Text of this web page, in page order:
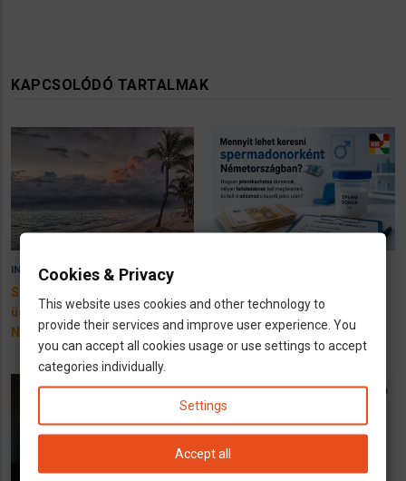
KAPCSOLÓDÓ TARTALMAK
INFÓK 3 August 2026
Szabadság, szabadnapok
ügyei, munkaszüneti napok
Németországban
spermadonorként
Németországban?
Cookies & Privacy
This website uses cookies and other technology to
provide their services and improve user experience. You
you can accept all cookies usage or use settings to accept
categories individually.
Settings
Accept all